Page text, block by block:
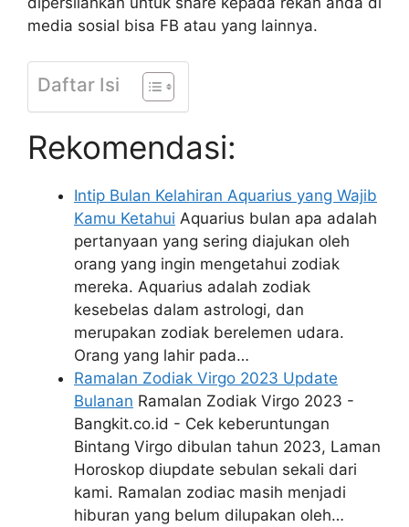
media sosial bisa FB atau yang lainnya.
Daftar Isi
Rekomendasi:
Intip Bulan Kelahiran Aquarius yang Wajib
Kamu Ketahui Aquarius bulan apa adalah
pertanyaan yang sering diajukan oleh
orang yang ingin mengetahui zodiak
mereka. Aquarius adalah zodiak
kesebelas dalam astrologi, dan
merupakan zodiak berelemen udara.
Orang yang lahir pada…
Ramalan Zodiak Virgo 2023 Update
Bulanan Ramalan Zodiak Virgo 2023 -
Bangkit.co.id - Cek keberuntungan
Bintang Virgo dibulan tahun 2023, Laman
Horoskop diupdate sebulan sekali dari
kami. Ramalan zodiac masih menjadi
hiburan yang belum dilupakan oleh…